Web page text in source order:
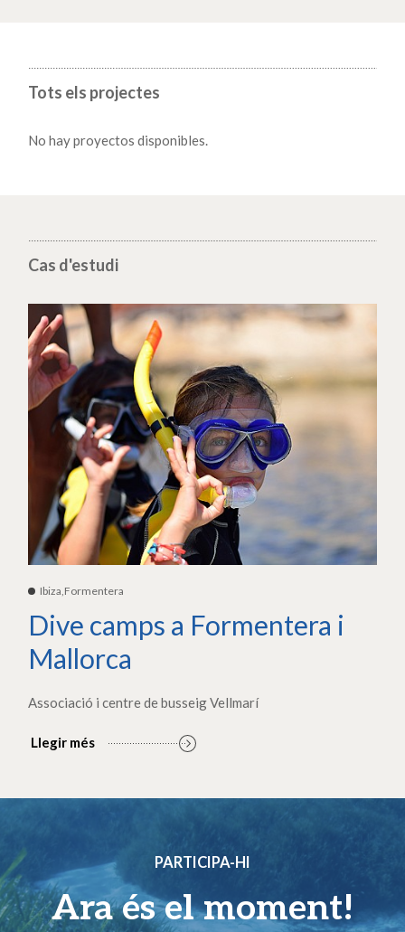
Tots els projectes
No hay proyectos disponibles.
Cas d'estudi
Ibiza,Formentera
Dive camps a Formentera i
Mallorca
Associació i centre de busseig Vellmarí
Llegir més
PARTICIPA-HI
Ara és el moment!